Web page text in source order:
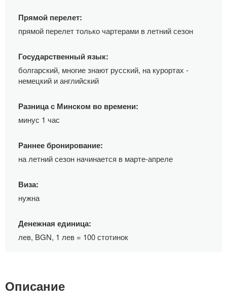
Прямой перелет:
прямой перелет только чартерами в летний сезон
Государственный язык:
болгарский, многие знают русский, на курортах -
немецкий и английский
Разница с Минском во времени:
минус 1 час
Раннее бронирование:
на летний сезон начинается в марте-апреле
Виза:
нужна
Денежная единица:
лев, BGN, 1 лев = 100 стотинок
Описание